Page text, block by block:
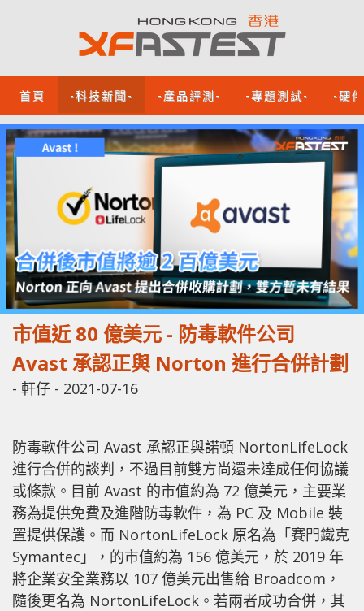
首頁 -科技新聞- -產品評測- -專題測試- -硬
市值近 80 億美元 - 防毒軟件公司
Avast 承認正與 Norton 進行合併計劃
- 軒仔 - 2021-07-16
防毒軟件公司 Avast 承認正與諾頓 NortonLifeLock
進行合併的談判，不過目前雙方尚還未達成任何協議
或條款。目前 Avast 的市值約為 72 億美元，主要業
務為提供免費及進階防毒軟件，為 PC 及 Mobile 裝
置提供保護。而 NortonLifeLock 原名為「賽門鐵克
Symantec」，的市值約為 156 億美元，於 2019 年
將企業安全業務以 107 億美元出售給 Broadcom，
隨後更名為 NortonLifeLock。若兩者成功合併，其